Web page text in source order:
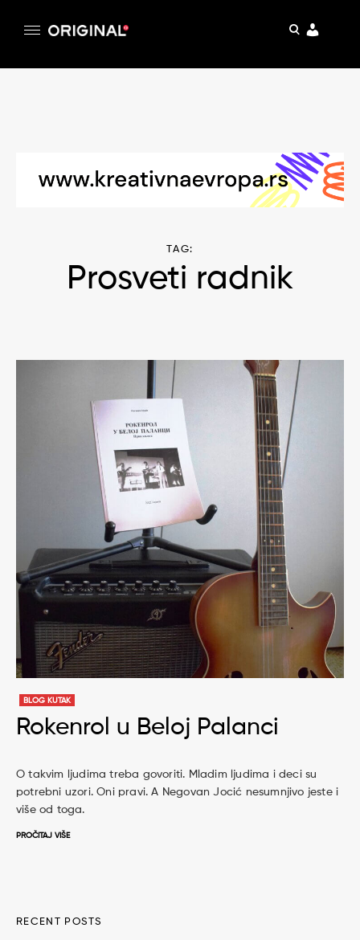
pretraga
TAG:
Prosveti radnik
BLOG KUTAK
Rokenrol u Beloj Palanci
O takvim ljudima treba govoriti. Mladim ljudima i deci su
potrebni uzori. Oni pravi. A Negovan Jocić nesumnjivo jeste i
više od toga.
PROČITAJ VIŠE
RECENT POSTS